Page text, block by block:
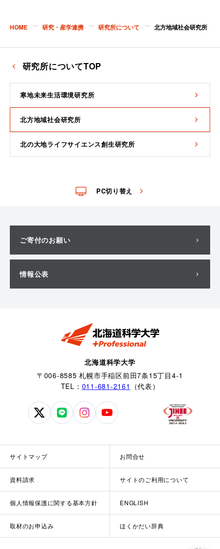
HOME 研究・産学連携 研究所について 北方地域社会研究所
研究所についてTOP
寒地未来生活環境研究所
北方地域社会研究所
北の大地ライフサイエンス創生研究所
PC切り替え
ご寄付のお願い
情報公表
北海道科学大学
〒006-8585 札幌市手稲区前田7条15丁目4-1
TEL： 011-681-2161 （代表）
北
科
学
公
式
X
北
学
公
式
北
学
公
式
北
学
式
YouTube
サイトマップ お問合せ
資料請求 サイトのご利用について
個人情報保護に関する基本方針 ENGLISH
取材のお申込み ほくかだい辞典